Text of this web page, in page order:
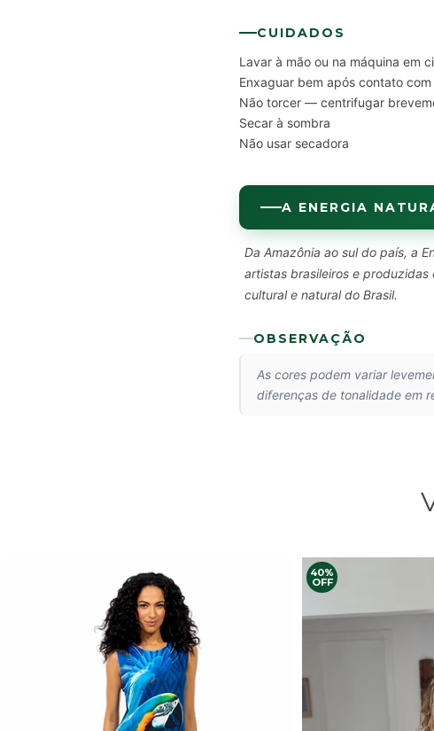
CUIDADOS
Lavar à mão ou na máquina em
Enxaguar bem após contato
Não torcer — centrifugar
Secar à sombra
Não usar secadora
A ENERGIA
Da Amazônia ao sul do país, a
artistas brasileiros e
cultural e natural do Brasil.
OBSERVAÇÃO
As cores podem variar
diferenças de tonalidade em
40%
OFF